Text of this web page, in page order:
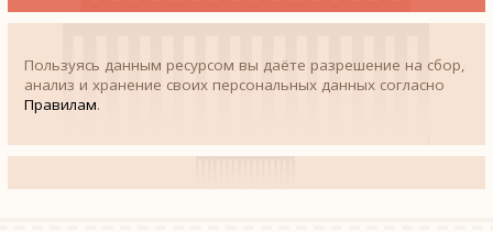
Пользуясь данным ресурсом вы даёте разрешение на сбор,
анализ и хранение своих персональных данных согласно
Правилам.